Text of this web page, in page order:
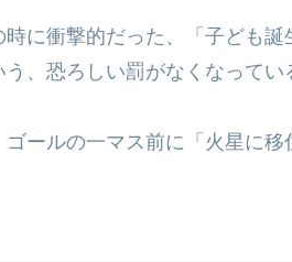
時に衝撃的だった、「子ども
う、恐ろしい罰がなくなってい
ゴールの一マス前に「火星に